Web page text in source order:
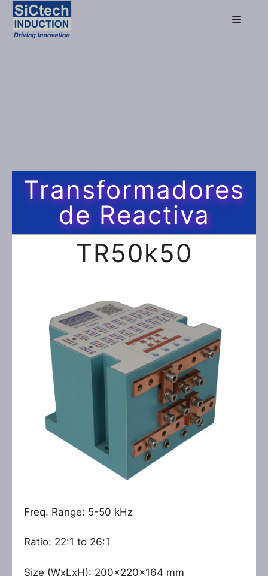
Transformadores
de Reactiva
TR50k50
Freq. Range: 5-50 kHz
Ratio: 22:1 to 26:1
Size (WxLxH): 200x220x164 mm